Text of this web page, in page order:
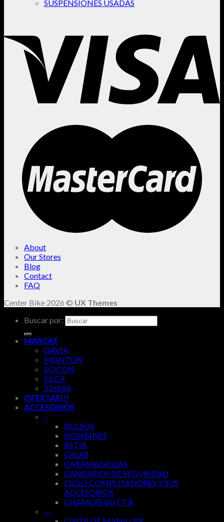
SUSPENSIONES USADAS
About
Our Stores
Blog
Contact
FAQ
Center Bike 2026 © UX Themes
Buscar por:
MARCAS
GAVIA
MONTON
SCICON
SILCA
226ERS
OFERTAS!!!
ACCESORIOS
–
BOLSOS
BOMBINES
BSTIA
CALAS
CARAMAGIOLAS
CANDADOS DE SEGURIDAD
CICLO COMPUTADORES Y SUS
ACCESORIOS
CHAMOIS BUTT’R
—